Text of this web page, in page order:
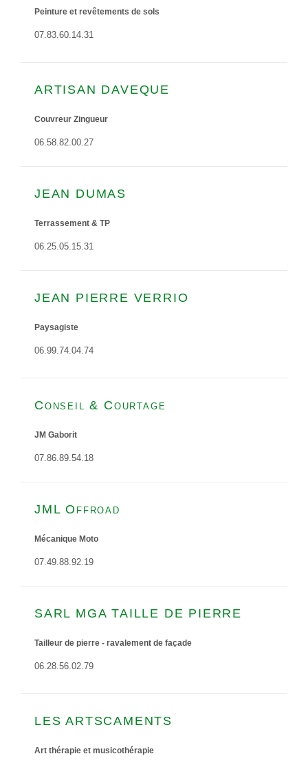
Peinture et revêtements de sols
07.83.60.14.31
ARTISAN DAVEQUE
Couvreur Zingueur
06.58.82.00.27
JEAN DUMAS
Terrassement & TP
06.25.05.15.31
JEAN PIERRE VERRIO
Paysagiste
06.99.74.04.74
Conseil & Courtage
JM Gaborit
07.86.89.54.18
JML Offroad
Mécanique Moto
07.49.88.92.19
SARL MGA TAILLE DE PIERRE
Tailleur de pierre - ravalement de façade
06.28.56.02.79
LES ARTSCAMENTS
Art thérapie et musicothérapie